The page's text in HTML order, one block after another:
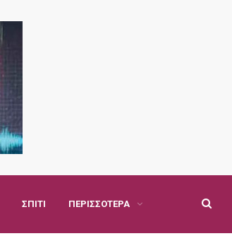
ΣΠΊΤΙ ΠΕΡΙΣΣΌΤΕΡΑ